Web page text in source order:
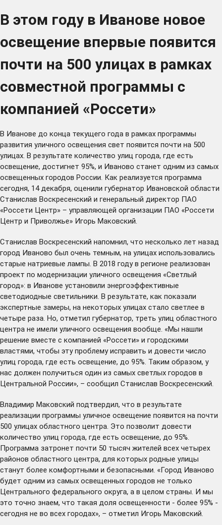
В этом году в Иванове новое
освещение впервые появится
почти на 500 улицах в рамках
совместной программы с
компанией «Россети»
В Иванове до конца текущего года в рамках программы
развития уличного освещения свет появится почти на 500
улицах. В результате количество улиц города, где есть
освещение, достигнет 95%, и Иваново станет одним из самых
освещенных городов России. Как реализуется программа
сегодня, 14 декабря, оценили губернатор Ивановской области
Станислав Воскресенский и генеральный директор ПАО
«Россети Центр» – управляющей организации ПАО «Россети
Центр и Приволжье» Игорь Маковский.
Станислав Воскресенский напомнил, что несколько лет назад
город Иваново был очень темным, на улицах использовались
старые натриевые лампы. В 2018 году в регионе реализован
проект по модернизации уличного освещения «Светлый
город»: в Иванове установили энергоэффективные
светодиодные светильники. В результате, как показали
экспертные замеры, на некоторых улицах стало светлее в
четыре раза. Но, отметил губернатор, треть улиц областного
центра не имели уличного освещения вообще. «Мы нашли
решение вместе с компанией «Россети» и городскими
властями, чтобы эту проблему исправить и довести число
улиц города, где есть освещение, до 95%. Таким образом, у
нас должен получиться один из самых светлых городов в
Центральной России», – сообщил Станислав Воскресенский.
Владимир Маковский подтвердил, что в результате
реализации программы уличное освещение появится на почти
500 улицах областного центра. Это позволит довести
количество улиц города, где есть освещение, до 95%.
Программа затронет почти 50 тысяч жителей всех четырех
районов областного центра, для которых родные улицы
станут более комфортными и безопасными. «Город Иваново
будет одним из самых освещенных городов не только
Центрального федерального округа, а в целом страны. И мы
это точно знаем, что такая доля освещенности - более 95% -
сегодня не во всех городах», – отметил Игорь Маковский.